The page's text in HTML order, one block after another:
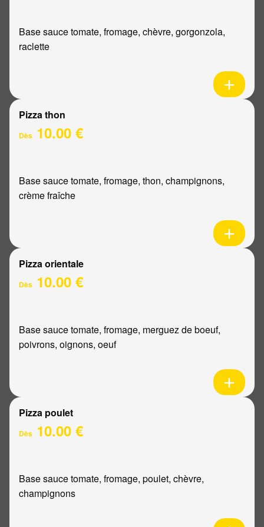
Base sauce tomate, fromage, chèvre, gorgonzola,
raclette
Pizza thon
Dès 10.00 €
Base sauce tomate, fromage, thon, champignons,
crème fraîche
Pizza orientale
Dès 10.00 €
Base sauce tomate, fromage, merguez de boeuf,
poivrons, oignons, oeuf
Pizza poulet
Dès 10.00 €
Base sauce tomate, fromage, poulet, chèvre,
champignons